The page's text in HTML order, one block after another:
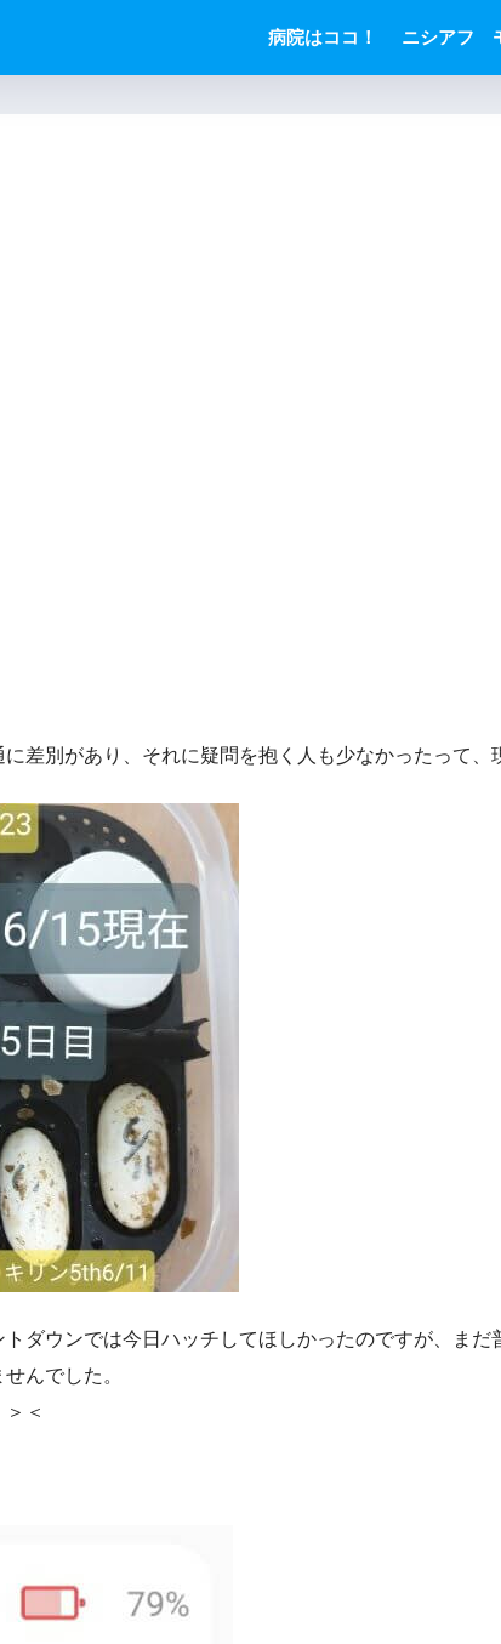
病院はココ！ ニシアフ
差別があり、それに疑問を抱く人も少なかったって、
ダウンでは今日ハッチしてほしかったのですが、まだ
んでした。
＜